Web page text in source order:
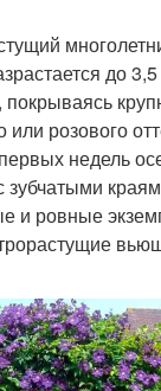
до
или розового
недель
зубчатыми
и ровные